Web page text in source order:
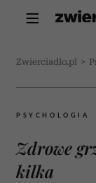
Zwierciadlo.pl >
PSYCHOLOGIA
Zdrowe
kilka